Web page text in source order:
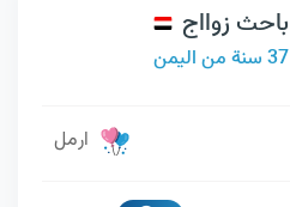
باحث زوااج
37 سنة من اليمن
ارمل